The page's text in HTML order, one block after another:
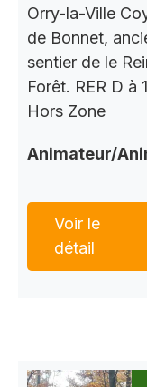
Orry-la-Ville
de Bonnet,
sentier de le
Forêt. RER D à
Hors Zone
Animateur/
Voir le
détail